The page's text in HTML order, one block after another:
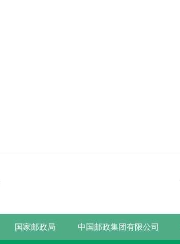
国家邮政局 中国邮政集团有限公司